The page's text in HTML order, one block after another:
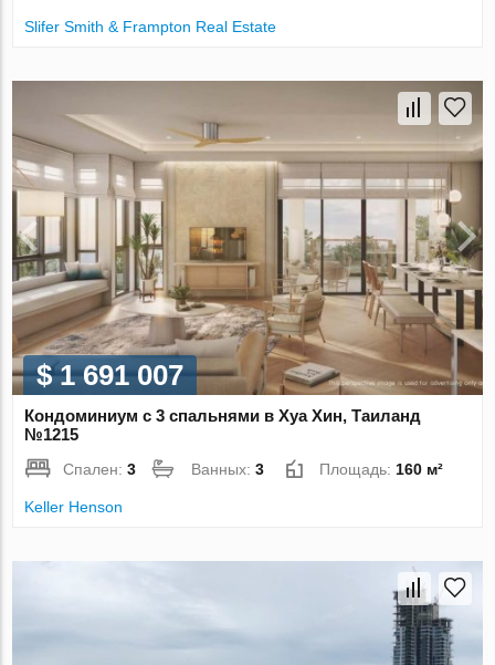
Slifer Smith & Frampton Real Estate
$ 1 691 007
Кондоминиум с 3 спальнями в Хуа Хин, Таиланд
№1215
Спален:3 Ванных:3 Площадь: 160 м²
Keller Henson